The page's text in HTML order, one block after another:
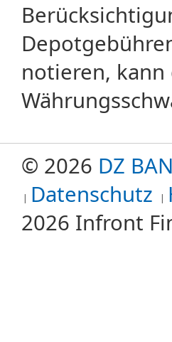
notieren,
© 2026 DZ
Datenschutz
2026 Infront